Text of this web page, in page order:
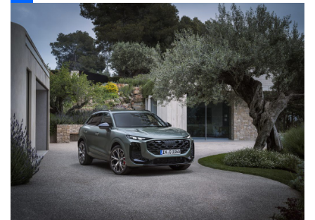
車
汽
車
／
lp
p